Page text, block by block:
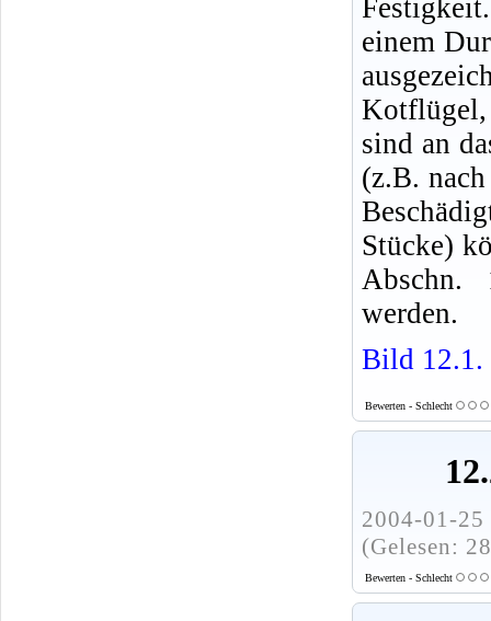
einem
sind an
(z.B.
Stücke)
Abschn.
werden.
Bild 12.1.
Bewerten - Schlecht
2004-01-
(Gelesen:
Bewerten - Schlecht